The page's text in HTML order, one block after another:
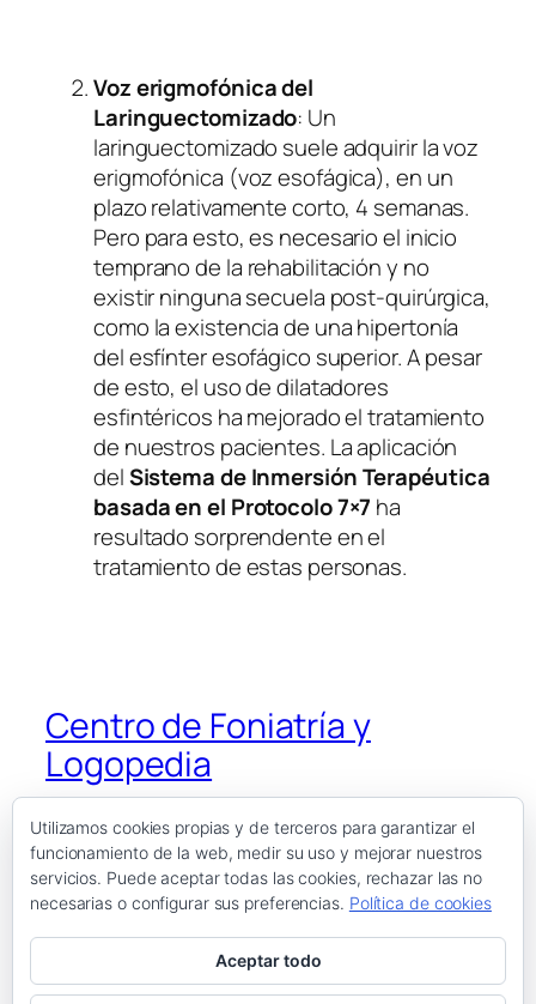
Voz erigmofónica del
Laringuectomizado: Un
laringuectomizado suele adquirir la voz
erigmofónica (voz esofágica), en un
plazo relativamente corto, 4 semanas.
Pero para esto, es necesario el inicio
temprano de la rehabilitación y no
existir ninguna secuela post-quirúrgica,
como la existencia de una hipertonía
del esfínter esofágico superior. A pesar
de esto, el uso de dilatadores
esfintéricos ha mejorado el tratamiento
de nuestros pacientes. La aplicación
delSistema de Inmersión Terapéutica
basada en el Protocolo 7×7 ha
resultado sorprendente en el
tratamiento de estas personas.
Centro de Foniatría y
Logopedia
Blog
Acerca de
Eventos
Tienda
Patrones
Utilizamos cookies propias y de terceros para garantizar el
funcionamiento de la web, medir su uso y mejorar nuestros
servicios. Puede aceptar todas las cookies, rechazar las no
necesarias o configurar sus preferencias. Política de cookies
Aceptar todo